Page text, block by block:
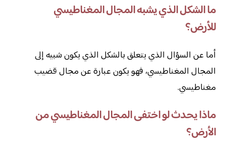
ما الشكل الذي يشبه المجال المغناطيسي
للأرض؟
أما عن السؤال الذي يتعلق بالشكل الذي يكون شبيه إلى
المجال المغناطيسي، فهو يكون عبارة عن مجال قضيب
مغناطيسي.
ماذا يحدث لو اختفى المجال المغناطيسي من
الأرض؟